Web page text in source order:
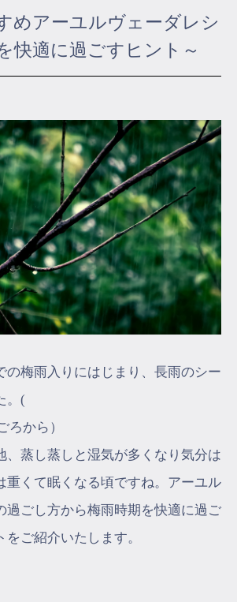
て
たっての同意書
かわる表示
リシー
めアーユルヴェーダレシ
快適に過ごすヒント～
の梅雨入りにはじまり、長雨のシー
。(
ろから）
、蒸し蒸しと湿気が多くなり気分は
重くて眠くなる頃ですね。アーユル
過ごし方から梅雨時期を快適に過ご
ご紹介いたします。